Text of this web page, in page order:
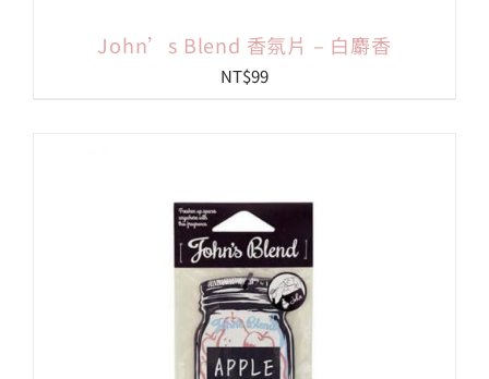
John’s Blend 香氛片 – 白麝香
NT$99